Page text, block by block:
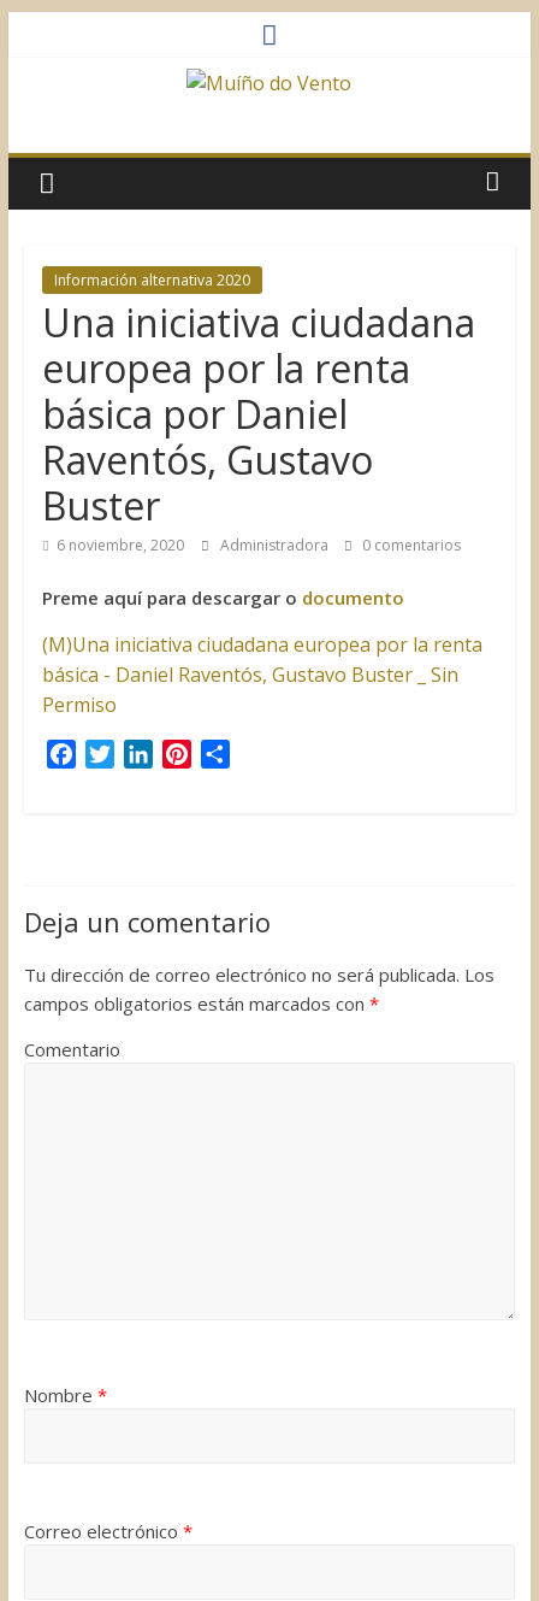
do
Vento
Asociación
Sociocultural
Información alternativa 2020
Una iniciativa ciudadana
europea por la renta
básica por Daniel
Raventós, Gustavo
Buster
6 noviembre, 2020 Administradora 0 comentarios
Preme aquí para descargar o documento
(M)Una iniciativa ciudadana europea por la renta
básica - Daniel Raventós, Gustavo Buster _ Sin
Permiso
o
r
I
e
t
t
r
Deja un comentario
Tu dirección de correo electrónico no será publicada. Los
campos obligatorios están marcados con *
Comentario
Nombre *
Correo electrónico *